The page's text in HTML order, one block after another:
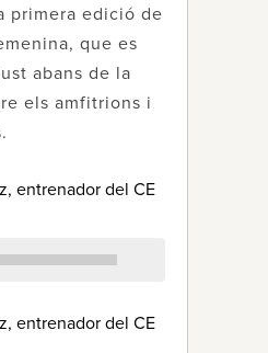
primera edició de
que es
abans de la
els amfitrions i
entrenador del CE
entrenador del CE